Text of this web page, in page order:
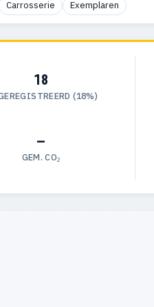
Carrosserie Exemplaren
18
(18%)
—
GEM. CO₂